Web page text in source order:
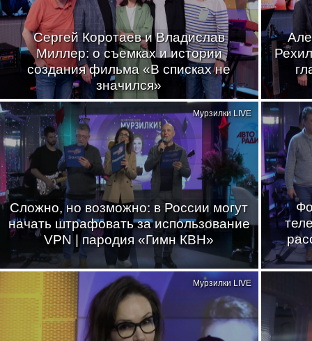
Сергей Коротаев и Владислав
Миллер: о съемках и истории
создания фильма «В списках не
значился»
Сложно, но возможно: в России могут
начать штрафовать за использование
VPN | пародия «Гимн КВН»
Мурзилки LIVE
Мурзилки LIVE